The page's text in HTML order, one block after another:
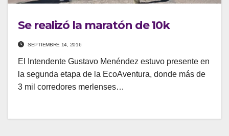
Se realizó la maratón de 10k
SEPTIEMBRE 14, 2016
El Intendente Gustavo Menéndez estuvo presente en
la segunda etapa de la EcoAventura, donde más de
3 mil corredores merlenses…